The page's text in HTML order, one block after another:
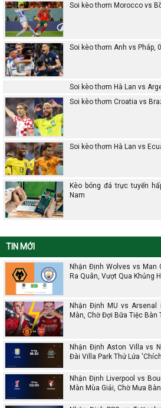
Soi kèo thơm Morocco vs
Soi kèo thơm Anh vs Pháp,
Soi kèo thơm Hà Lan vs
Soi kèo thơm Croatia vs
Soi kèo thơm Hà Lan vs
Kèo bóng đá trực tuyến
Nam
TIN MỚI
Nhận Định Wolves vs Man
Ra Quân, Vượt Qua Khủng
Nhận Định MU vs Arsenal
Màn, Chờ Đợi Bữa Tiệc Bàn
Nhận Định Aston Villa vs
Đài Villa Park Thử Lửa
Nhận Định Liverpool vs
Màn Mùa Giải, Chờ Mưa